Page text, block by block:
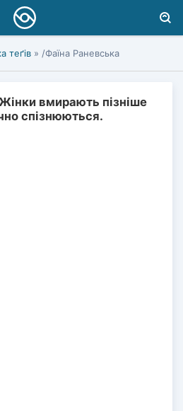
теґів » /Фаїна Раневська
вмирають пізніше
спізнюються.